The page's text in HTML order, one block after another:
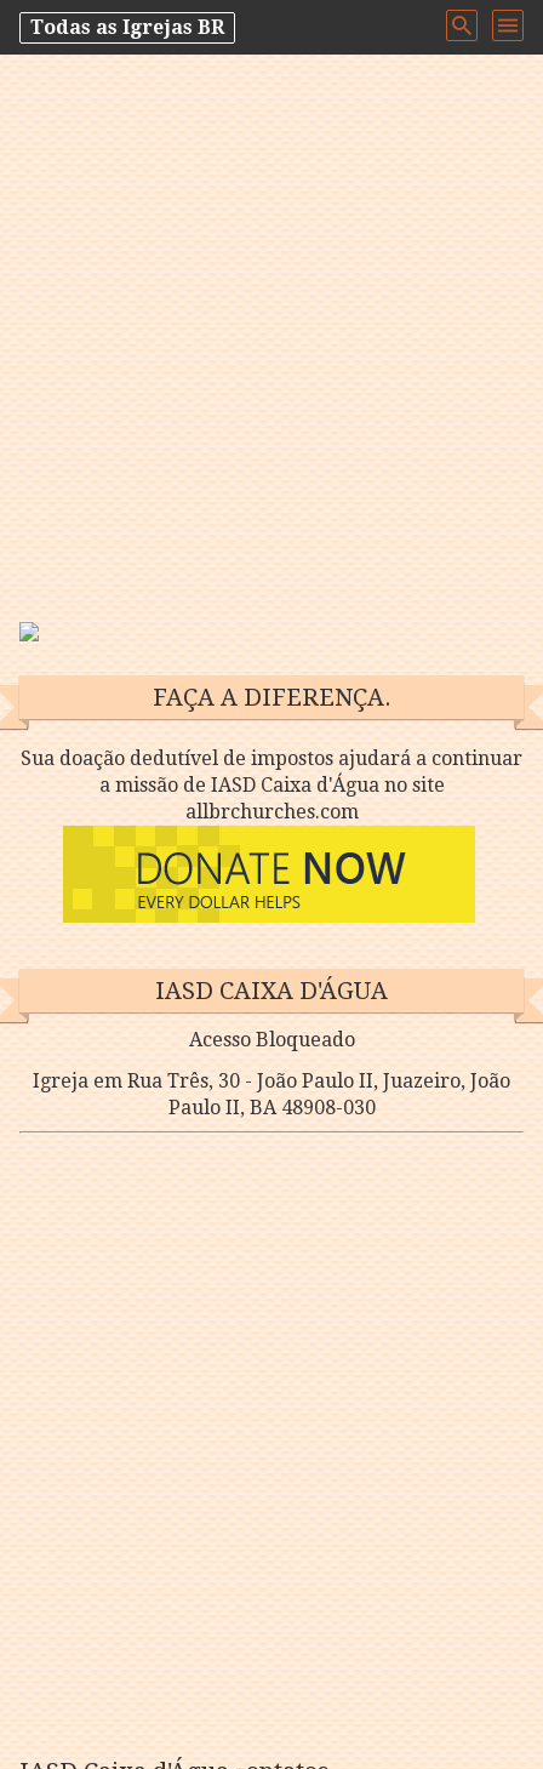
Todas as Igrejas BR
IASD CAIXA D'ÁGUA
Acesso Bloqueado
Igreja em Rua Três, 30 - João Paulo II, Juazeiro, João
Paulo II, BA 48908-030
FAÇA A DIFERENÇA.
Sua doação dedutível de impostos ajudará a continuar
a missão de IASD Caixa d'Água no site
allbrchurches.com